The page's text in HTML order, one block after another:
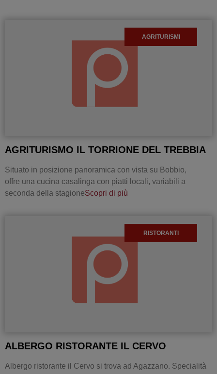
AGRITURISMI
AGRITURISMO IL TORRIONE DEL TREBBIA
Situato in posizione panoramica con vista su Bobbio,
offre una cucina casalinga con piatti locali, variabili a
seconda della stagioneScopri di più
RISTORANTI
ALBERGO RISTORANTE IL CERVO
Albergo ristorante il Cervo si trova ad Agazzano. Specialità